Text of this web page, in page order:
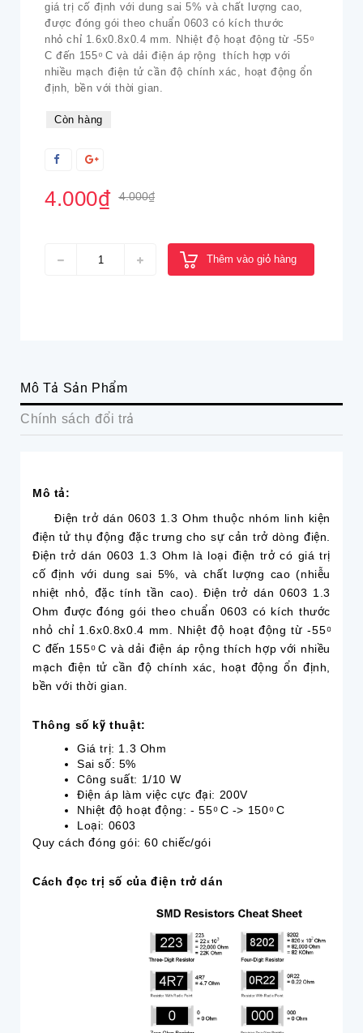
giá trị cố định với dung sai 5% và chất lượng cao,
được đóng gói theo chuẩn 0603 có kích thước
nhỏ chỉ 1.6x0.8x0.4 mm. Nhiệt độ hoạt động từ -55 ͦ
C đến 155 ͦ C và dải điện áp rộng thích hợp với
nhiều mạch điện tử cần độ chính xác, hoạt động ổn
định, bền với thời gian.
Còn hàng
4.000₫ 4.000₫
Thêm vào giỏ hàng
Mô Tả Sản Phẩm
Chính sách đổi trả
Mô tả:
Điện trở dán 0603 1.3 Ohm thuộc nhóm linh kiện
điện tử thụ động đặc trưng cho sự cản trở dòng điện.
Điện trở dán 0603 1.3 Ohm là loại điện trở có giá trị
cố định với dung sai 5%, và chất lượng cao (nhiễu
nhiệt nhỏ, đặc tính tần cao). Điện trở dán 0603 1.3
Ohm được đóng gói theo chuẩn 0603 có kích thước
nhỏ chỉ 1.6x0.8x0.4 mm. Nhiệt độ hoạt động từ -55 ͦ
C đến 155 ͦ C và dải điện áp rộng thích hợp với nhiều
mạch điện tử cần độ chính xác, hoạt động ổn định,
bền với thời gian.
Thông số kỹ thuật:
Giá trị: 1.3 Ohm
Sai số: 5%
Công suất: 1/10 W
Điện áp làm việc cực đại: 200V
Nhiệt độ hoạt động: - 55 ͦ C -> 150 ͦ C
Loại: 0603
Quy cách đóng gói: 60 chiếc/gói
Cách đọc trị số của điện trở dán